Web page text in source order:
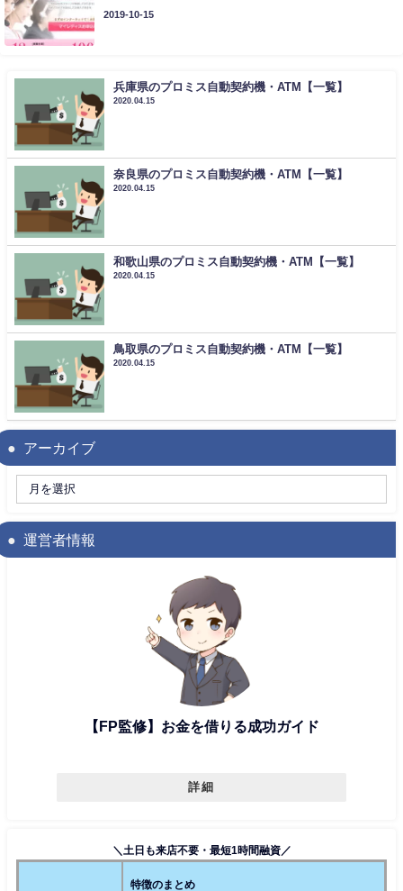
2019-10-15
兵庫県のプロミス自動契約機・ATM【一覧】
2020.04.15
奈良県のプロミス自動契約機・ATM【一覧】
2020.04.15
和歌山県のプロミス自動契約機・ATM【一覧】
2020.04.15
鳥取県のプロミス自動契約機・ATM【一覧】
2020.04.15
アーカイブ
運営者情報
【FP監修】お金を借りる成功ガイド
詳細
＼土日も来店不要・最短1時間融資／
特徴のまとめ